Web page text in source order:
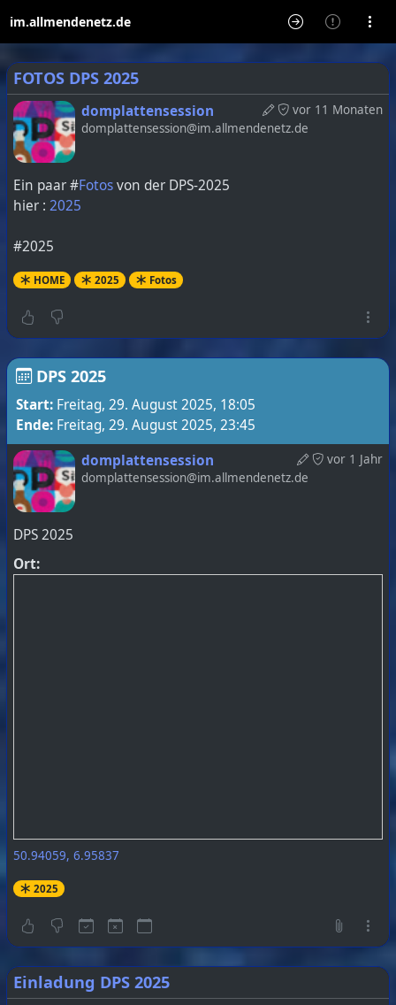
im.allmendenetz.de
FOTOS DPS 2025
vor 11 Monaten
domplattensession
domplattensession@im.allmendenetz.de
Ein paar #Fotosvon der DPS-2025
hier : 2025
#2025
HOME 2025 Fotos
DPS 2025
Start: Freitag, 29. August 2025, 18:05
Ende: Freitag, 29. August 2025, 23:45
vor 1 Jahr
domplattensession
domplattensession@im.allmendenetz.de
DPS 2025
Ort:
50.94059, 6.95837
2025
Einladung DPS 2025